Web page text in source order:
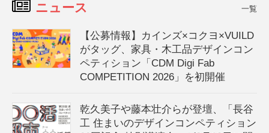
ニュース 一覧
【公募情報】カインズ×コクヨ×VUILD
がタッグ、家具・木工品デザインコン
ペティション「CDM Digi Fab
COMPETITION 2026」を初開催
乾久美子や藤本壮介らが登壇、「長谷
工 住まいのデザインコンペティション